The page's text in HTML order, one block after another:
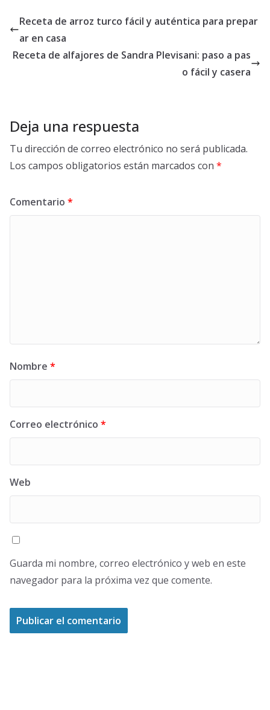
Receta de arroz turco fácil y auténtica para prepar
ar en casa
Receta de alfajores de Sandra Plevisani: paso a pas
o fácil y casera
Deja una respuesta
Tu dirección de correo electrónico no será publicada.
Los campos obligatorios están marcados con *
Comentario *
Nombre *
Correo electrónico *
Web
Guarda mi nombre, correo electrónico y web en este
navegador para la próxima vez que comente.